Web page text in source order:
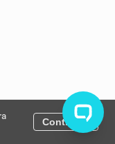
Continuar